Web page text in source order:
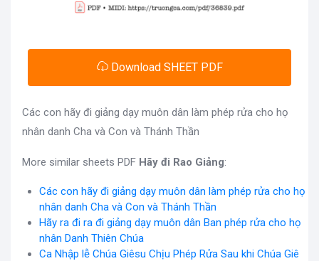
Download SHEET PDF
Các con hãy đi giảng dạy muôn dân làm phép rửa cho họ
nhân danh Cha và Con và Thánh Thần
More similar sheets PDF Hãy đi Rao Giảng:
Các con hãy đi giảng dạy muôn dân làm phép rửa cho họ
nhân danh Cha và Con và Thánh Thần
Hãy ra đi ra đi giảng dạy muôn dân Ban phép rửa cho họ
nhân Danh Thiên Chúa
Ca Nhập lễ Chúa Giêsu Chịu Phép Rửa Sau khi Chúa Giê